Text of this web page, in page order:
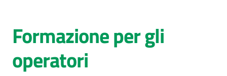
Luoghi
di
cura
Formazione per gli
operatori